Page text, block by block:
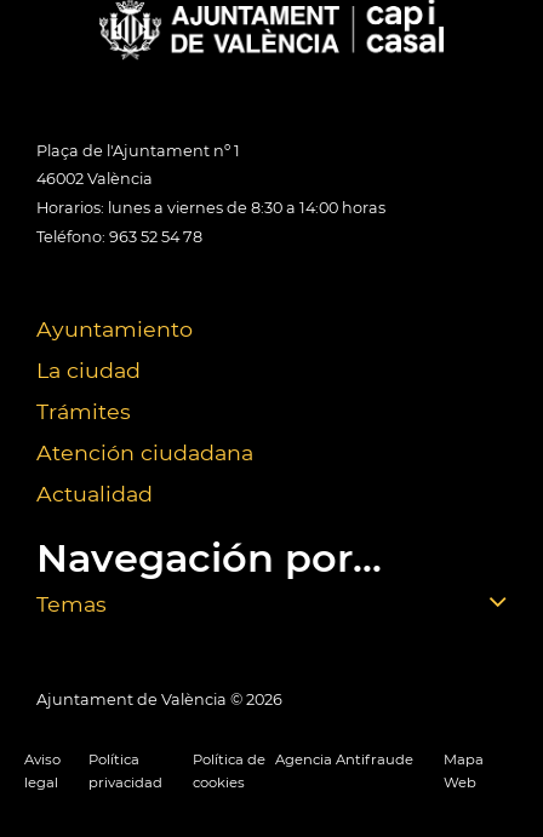
Plaça de l'Ajuntament nº 1
46002 València
Horarios: lunes a viernes de 8:30 a 14:00 horas
Teléfono: 963 52 54 78
Ayuntamiento
La ciudad
Trámites
Atención ciudadana
Actualidad
Navegación por...
Temas
Ajuntament de València © 2026
Aviso
legal
Política
privacidad
Política de
cookies
Agencia Antifraude
Mapa
Web